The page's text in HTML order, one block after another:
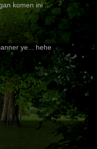
komen ini ..
ye... hehe